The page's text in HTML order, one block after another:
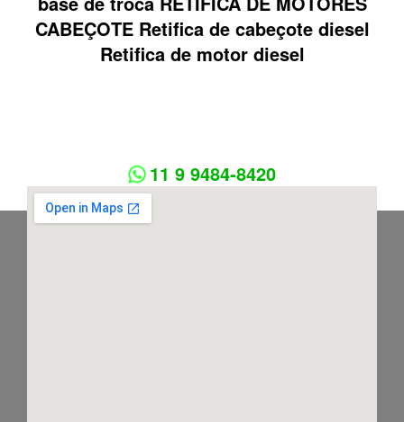
CABEÇOTE Retifica de cabeçote diesel
Retifica de motor diesel
11 9 9484-8420